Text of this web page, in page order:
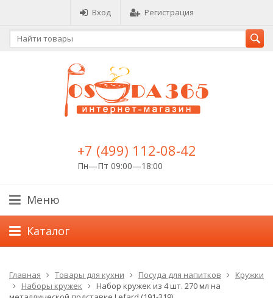
Вход Регистрация
+7 (499) 112-08-42
Пн—Пт 09:00—18:00
Меню
Каталог
Главная Товары для кухни Посуда для напитков
Кружки
Наборы кружек
Набор кружек из 4 шт. 270 мл на